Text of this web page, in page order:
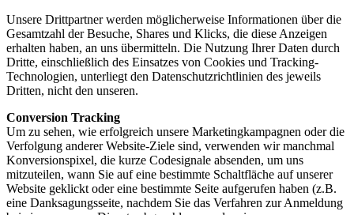
Unsere Drittpartner werden möglicherweise Informationen über die
Gesamtzahl der Besuche, Shares und Klicks, die diese Anzeigen
erhalten haben, an uns übermitteln. Die Nutzung Ihrer Daten durch
Dritte, einschließlich des Einsatzes von Cookies und Tracking-
Technologien, unterliegt den Datenschutzrichtlinien des jeweils
Dritten, nicht den unseren.
Conversion Tracking
Um zu sehen, wie erfolgreich unsere Marketingkampagnen oder die
Verfolgung anderer Website-Ziele sind, verwenden wir manchmal
Konversionspixel, die kurze Codesignale absenden, um uns
mitzuteilen, wann Sie auf eine bestimmte Schaltfläche auf unserer
Website geklickt oder eine bestimmte Seite aufgerufen haben (z.B.
eine Danksagungsseite, nachdem Sie das Verfahren zur Anmeldung